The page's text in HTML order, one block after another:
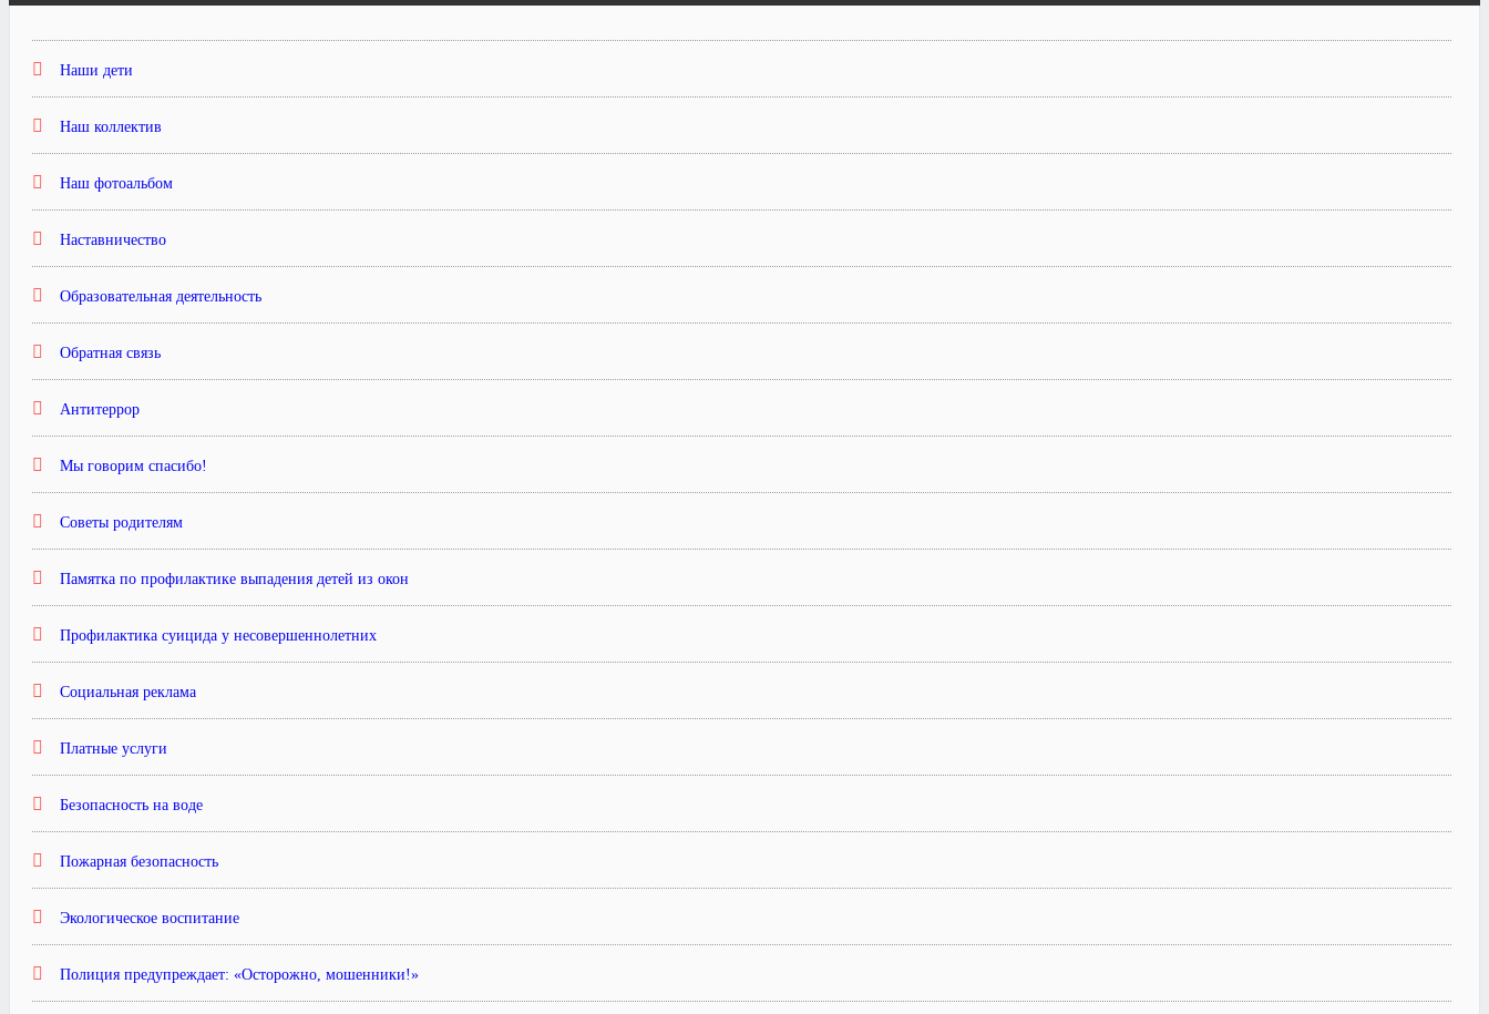
Наши дети
Наш коллектив
Наш фотоальбом
Наставничество
Образовательная деятельность
Обратная связь
Антитеррор
Мы говорим спасибо!
Советы родителям
Памятка по профилактике выпадения детей из окон
Профилактика суицида у несовершеннолетних
Социальная реклама
Платные услуги
Безопасность на воде
Пожарная безопасность
Экологическое воспитание
Полиция предупреждает: «Осторожно, мошенники!»